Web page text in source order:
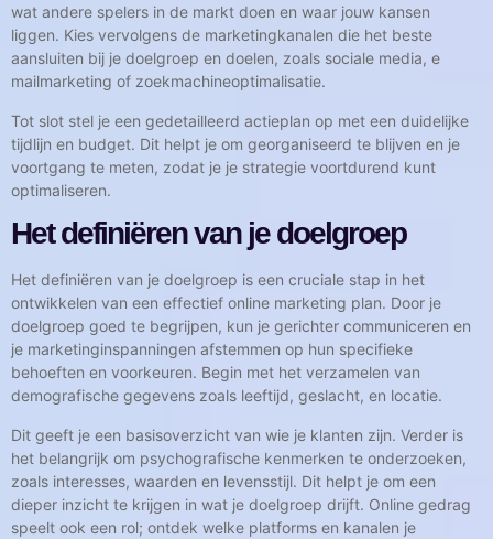
wat andere spelers in de markt doen en waar jouw kansen
liggen. Kies vervolgens de marketingkanalen die het beste
aansluiten bij je doelgroep en doelen, zoals sociale media, e
mailmarketing of zoekmachineoptimalisatie.
Tot slot stel je een gedetailleerd actieplan op met een duidelijke
tijdlijn en budget. Dit helpt je om georganiseerd te blijven en je
voortgang te meten, zodat je je strategie voortdurend kunt
optimaliseren.
Het definiëren van je doelgroep
Het definiëren van je doelgroep is een cruciale stap in het
ontwikkelen van een effectief online marketing plan. Door je
doelgroep goed te begrijpen, kun je gerichter communiceren en
je marketinginspanningen afstemmen op hun specifieke
behoeften en voorkeuren. Begin met het verzamelen van
demografische gegevens zoals leeftijd, geslacht, en locatie.
Dit geeft je een basisoverzicht van wie je klanten zijn. Verder is
het belangrijk om psychografische kenmerken te onderzoeken,
zoals interesses, waarden en levensstijl. Dit helpt je om een
dieper inzicht te krijgen in wat je doelgroep drijft. Online gedrag
speelt ook een rol; ontdek welke platforms en kanalen je